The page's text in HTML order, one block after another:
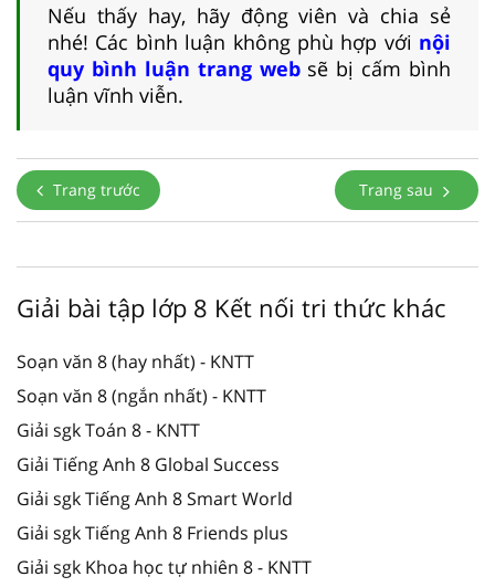
Nếu thấy hay, hãy động viên và chia sẻ
nhé! Các bình luận không phù hợp với nội
quy bình luận trang websẽ bị cấm bình
luận vĩnh viễn.
Trang trước Trang sau
Giải bài tập lớp 8 Kết nối tri thức khác
Soạn văn 8 (hay nhất) - KNTT
Soạn văn 8 (ngắn nhất) - KNTT
Giải sgk Toán 8 - KNTT
Giải Tiếng Anh 8 Global Success
Giải sgk Tiếng Anh 8 Smart World
Giải sgk Tiếng Anh 8 Friends plus
Giải sgk Khoa học tự nhiên 8 - KNTT